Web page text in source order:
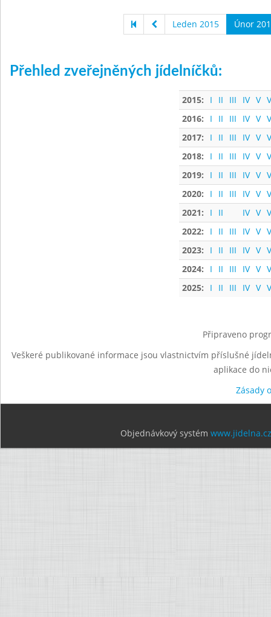
Leden 2015 Únor
Přehled zveřejněných jídelníčků:
2015: I II III IV V
2016:
I II III IV V
2017:
I II III IV V
2018:
I II III IV V
2019:
I II III IV V
2020:
I II III IV V
2021:
I II IV V
2022:
I II III IV V
2023:
I II III IV V
2024:
I II III IV V
2025:
I II III IV V
Připraveno
Veškeré publikované informace jsou vlastnictvím příslušné
aplikace do
Zásady
Objednávkový systém www.jidelna.cz